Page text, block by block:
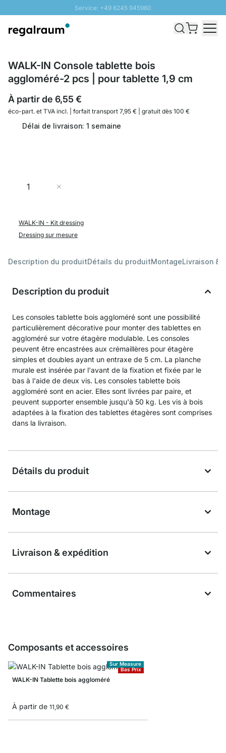
Service: +49 6245 945960
Livraison rapide - Livraison gratuite dès 100€
WALK-IN Console tablette bois
aggloméré-2 pcs | pour tablette 1,9 cm
À partir de 6,55 €
éco-part. et TVA incl. | forfait transport 7,95 € | gratuit dès 100 €
Délai de livraison: 1 semaine
Quantité
WALK-IN - Kit dressing
Dressing sur mesure
Description du produitDétails du produitMontageLivraison &
Description du produit
Les consoles tablette bois aggloméré sont une possibilité
particulièrement décorative pour monter des tablettes en
aggloméré sur votre étagère modulable. Les consoles
peuvent être encastrées aux crémaillères pour étagère
simples et doubles ayant un entraxe de 5 cm. La planche
murale est insérée par l'avant de la fixation et fixée par le
bas à l'aide de deux vis. Les consoles tablette bois
aggloméré sont en acier. Elles sont livrées par paire, et
peuvent supporter ensemble jusqu'à 50 kg. Les vis à bois
adaptées à la fixation des tablettes étagères sont comprises
dans la livraison.
Détails du produit
Montage
Livraison & expédition
Commentaires
Composants et accessoires
Bas Prix
Sur Measure
WALK-IN Tablette bois aggloméré
À partir de 11,90 €